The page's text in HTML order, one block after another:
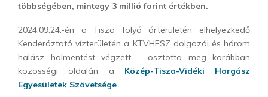
többségében, mintegy 3 millió forint értékben.
2024.09.24.-én a Tisza folyó árterületén elhelyezkedő
Kenderáztató vízterületén a KTVHESZ dolgozói és három
halász halmentést végzett – osztotta meg korábban
közösségi oldalán a Közép-Tisza-Vidéki Horgász
Egyesületek Szövetsége.